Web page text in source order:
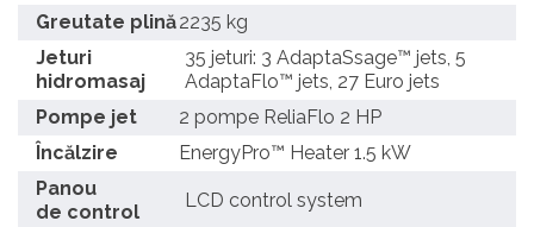
Greutate plină2235 kg
Jeturi
hidromasaj
35 jeturi: 3 AdaptaSsage™ jets, 5
AdaptaFlo™ jets, 27 Euro jets
Pompe jet
2 pompe ReliaFlo 2 HP
Încălzire
EnergyPro™ Heater 1.5 kW
Panou
de control
LCD control system